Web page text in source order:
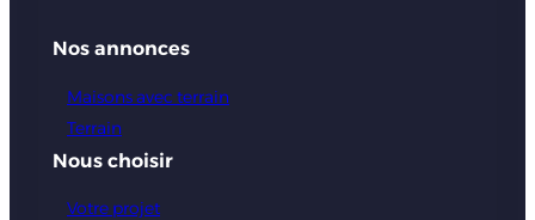
Nos annonces
Maisons avec terrain
Terrain
Nous choisir
Votre projet